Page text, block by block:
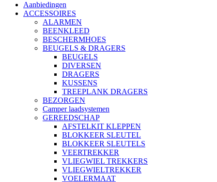
Aanbiedingen
ACCESSOIRES
ALARMEN
BEENKLEED
BESCHERMHOES
BEUGELS & DRAGERS
BEUGELS
DIVERSEN
DRAGERS
KUSSENS
TREEPLANK DRAGERS
BEZORGEN
Camper laadsystemen
GEREEDSCHAP
AFSTELKIT KLEPPEN
BLOKKEER SLEUTEL
BLOKKEER SLEUTELS
VEERTREKKER
VLIEGWIEL TREKKERS
VLIEGWIELTREKKER
VOELERMAAT